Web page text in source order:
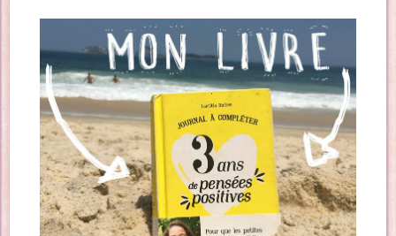
Post navigation